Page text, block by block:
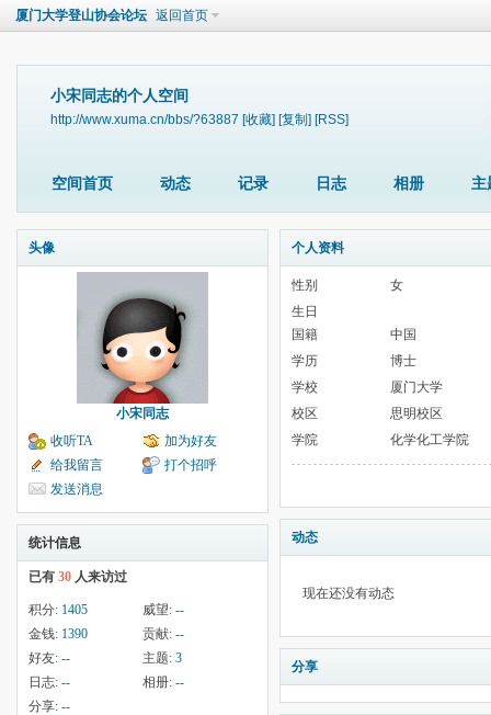
厦门大学登山协会论坛 返回首页
小宋同志的个人空间
http://www.xuma.cn/bbs/?63887 [收藏] [复制] [RSS]
空间首页 动态 记录 日志 相册 主
头像
小宋同志
收听TA
加为好友
给我留言
打个招呼
发送消息
统计信息
已有 30 人来访过
积分: 1405 威望: --
金钱: 1390 贡献: --
好友: -- 主题: 3
日志: -- 相册: --
分享: --
个人资料
性别
女
生日
国籍
中国
学历
博士
学校
厦门大学
校区
思明校区
学院
化学化工学院
动态
现在还没有动态
分享